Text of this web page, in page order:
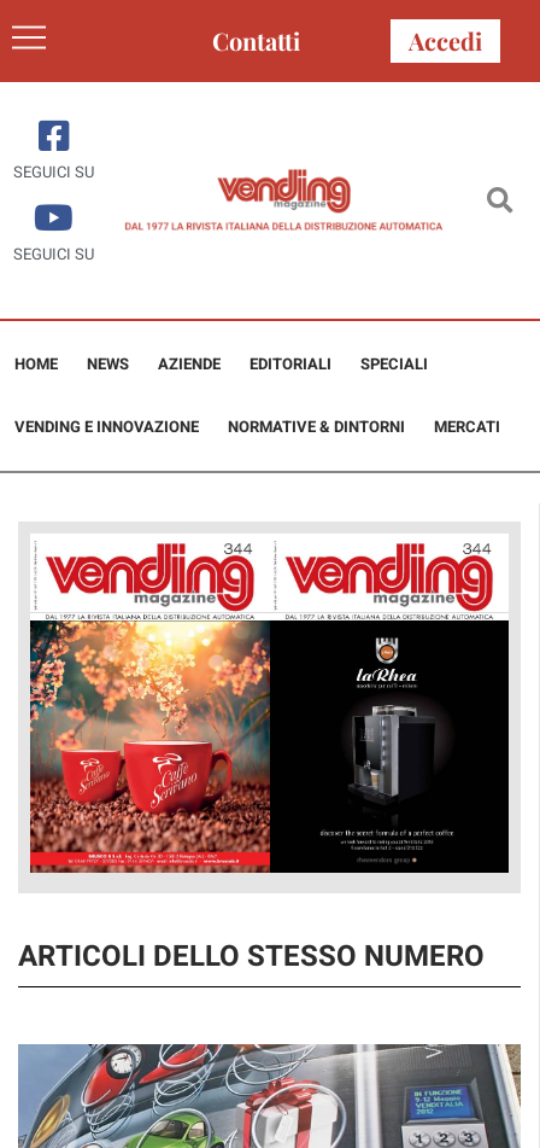
Contatti Accedi
SEGUICI SU
SEGUICI SU
HOME NEWS AZIENDE EDITORIALI SPECIALI
VENDING E INNOVAZIONE NORMATIVE & DINTORNI MERCATI
ARTICOLI DELLO STESSO NUMERO